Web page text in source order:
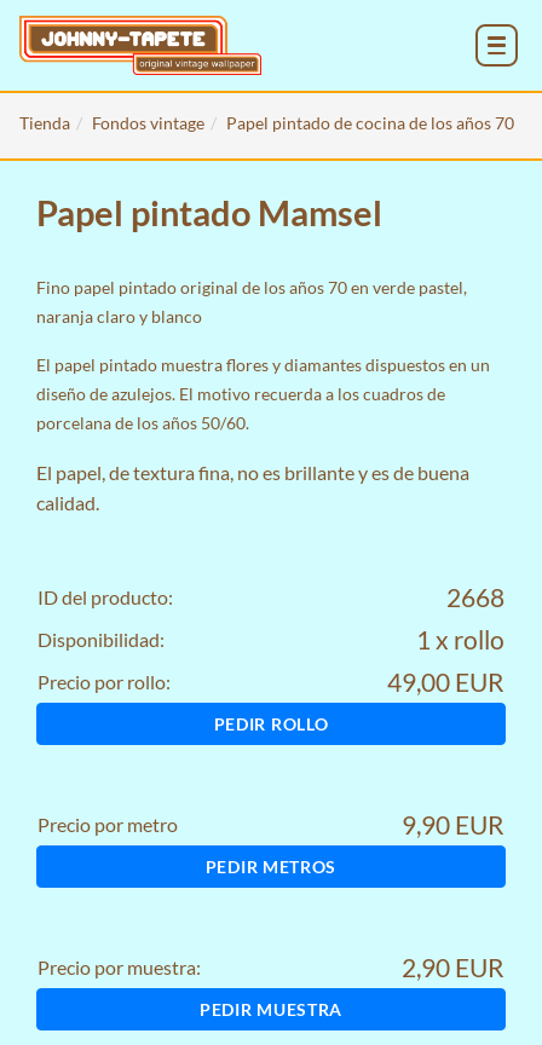
Tienda Fondos vintage Papel pintado de cocina de los años 70
Papel pintado Mamsel
Fino papel pintado original de los años 70 en verde pastel,
naranja claro y blanco
El papel pintado muestra flores y diamantes dispuestos en un
diseño de azulejos. El motivo recuerda a los cuadros de
porcelana de los años 50/60.
El papel, de textura fina, no es brillante y es de buena
calidad.
ID del producto: 2668
Disponibilidad: 1 x rollo
Precio por rollo: 49,00 EUR
PEDIR ROLLO
Precio por metro 9,90 EUR
PEDIR METROS
Precio por muestra: 2,90 EUR
PEDIR MUESTRA